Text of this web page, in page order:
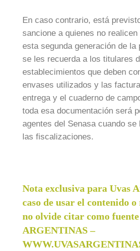
En caso contrario, está
sancione a quienes no
esta segunda generación de la
se les recuerda a los titulares
establecimientos que deben
envases utilizados y las
entrega y el cuaderno de
toda esa documentación será
agentes del Senasa cuando se
las fiscalizaciones.
Nota exclusiva para Uvas
caso de usar el contenido
no olvide citar como fuente
ARGENTINAS –